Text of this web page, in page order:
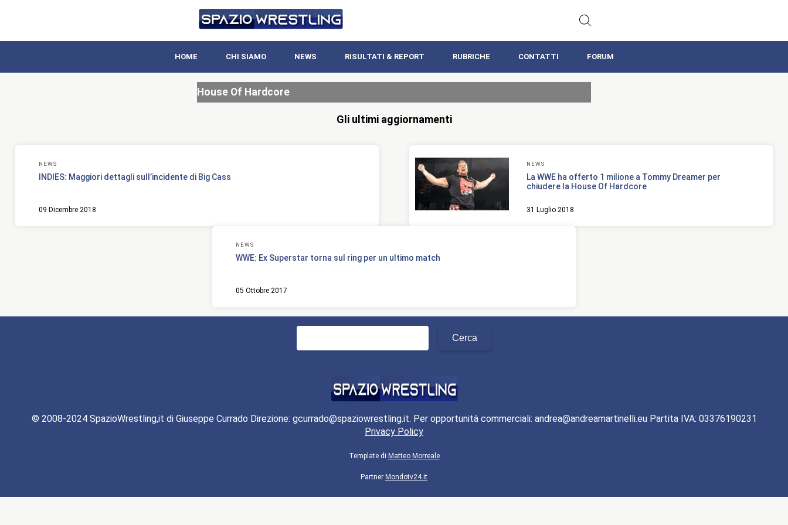
HOME CHI SIAMO NEWS RISULTATI & REPORT RUBRICHE CONTATTI FORUM
House Of Hardcore
Gli ultimi aggiornamenti
NEWS
INDIES: Maggiori dettagli sull’incidente di Big Cass
09 Dicembre 2018
NEWS
La WWE ha offerto 1 milione a Tommy Dreamer per
chiudere la House Of Hardcore
31 Luglio 2018
NEWS
WWE: Ex Superstar torna sul ring per un ultimo match
05 Ottobre 2017
© 2008-2024 SpazioWrestling,it di Giuseppe Currado Direzione: gcurrado@spaziowrestling.it. Per opportunità commerciali: andrea@andreamartinelli.eu Partita IVA: 03376190231
Privacy Policy
Template di Matteo Morreale
Partner Mondotv24.it